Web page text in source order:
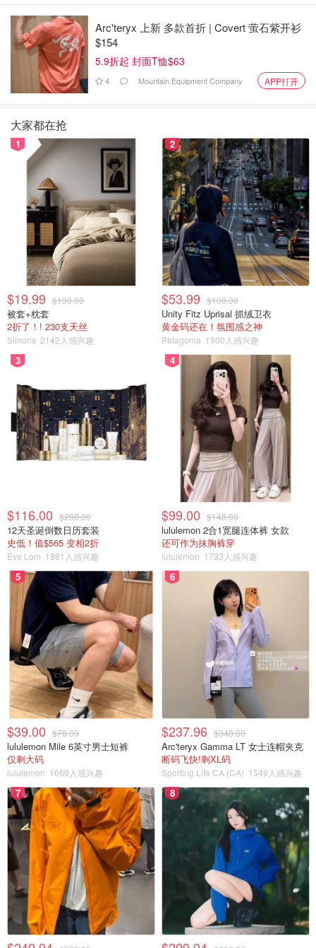
Arc'teryx 上新 多款首折 | Covert 萤石紫开衫
$154
5.9折起 封面T恤$63
4 Mountain Equipment Company APP打开
大家都在抢
1
$19.99 $130.00
被套+枕套
2折了！! 230支天丝
Simons 2142人感兴趣
2
$53.99 $109.00
Unity Fitz Uprisal 抓绒卫衣
黄金码还在！氛围感之神
Patagonia 1900人感兴趣
3
$116.00 $290.00
12天圣诞倒数日历套装
史低！值$565 变相2折
Eve Lom 1881人感兴趣
4
$99.00 $148.00
lululemon 2合1宽腿连体裤 女款
还可作为抹胸裤穿
lululemon 1733人感兴趣
5
$39.00 $78.00
lululemon Mile 6英寸男士短裤
仅剩大码
lululemon 1669人感兴趣
6
$237.96 $340.00
Arc'teryx Gamma LT 女士连帽夹克
断码飞快!剩XL码
Sporting Life CA (CA) 1549人感兴趣
7 8